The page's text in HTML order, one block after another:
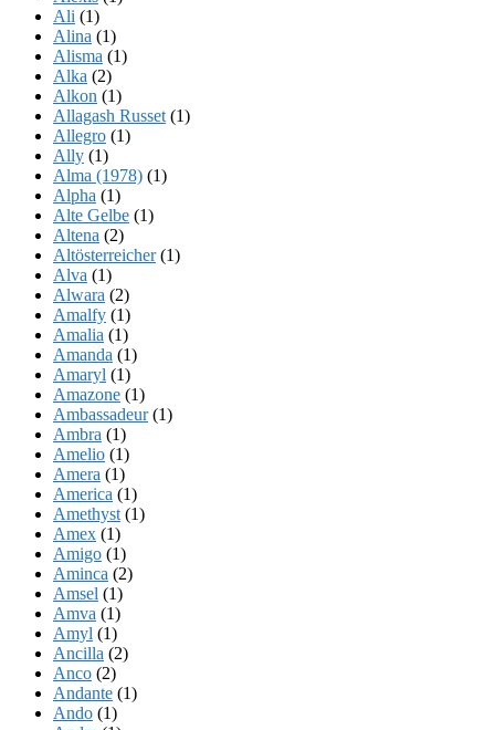
Ali (1)
Alina (1)
Alisma (1)
Alka (2)
Alkon (1)
Allagash Russet (1)
Allegro (1)
Ally (1)
Alma (1978) (1)
Alpha (1)
Alte Gelbe (1)
Altena (2)
Altösterreicher(1)
Alva (1)
Alwara (2)
Amalfy (1)
Amalia (1)
Amanda (1)
Amaryl (1)
Amazone (1)
Ambassadeur(1)
Ambra (1)
Amelio (1)
Amera (1)
America (1)
Amethyst (1)
Amex (1)
Amigo (1)
Aminca (2)
Amsel (1)
Amva (1)
Amyl (1)
Ancilla (2)
Anco (2)
Andante (1)
Ando (1)